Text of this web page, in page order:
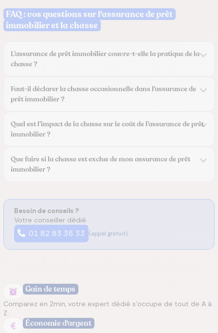
FAQ : vos questions sur l'assurance de prêt
immobilier et la chasse
L’assurance de prêt immobilier couvre-t-elle la pratique de la
chasse ?
Faut-il déclarer la chasse occasionnelle dans l’assurance de
prêt immobilier ?
Quel est l’impact de la chasse sur le coût de l’assurance de prêt
immobilier ?
Que faire si la chasse est exclue de mon assurance de prêt
immobilier ?
Besoin de conseils ?
Votre conseiller dédié
01 82 83 36 33 (appel gratuit)
Gain de temps
Comparez en 2min, votre expert dédié s’occupe de tout de A à
Z.
Économie d'argent